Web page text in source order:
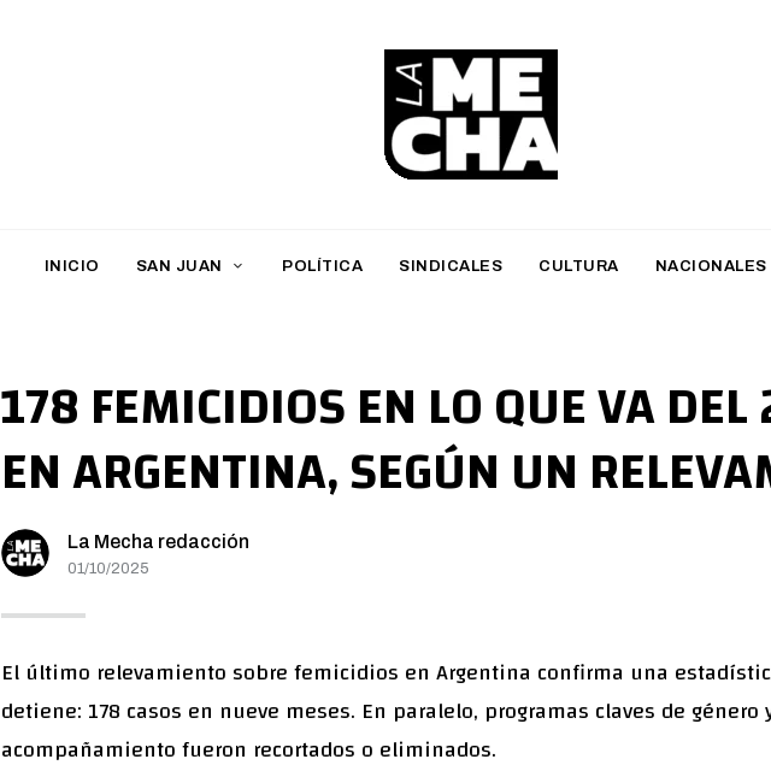
a
M
h
a
PERIODISMO DIGITAL
INICIO SAN JUAN POLÍTICA SINDICALES CULTURA NACIONALES
178 FEMICIDIOS EN LO QUE VA
EN ARGENTINA, SEGÚN UN
La Mecha redacción
01/10/2025
El último relevamiento sobre femicidios en Argentina confirma una
detiene: 178 casos en nueve meses. En paralelo, programas claves de género
acompañamiento fueron recortados o eliminados.